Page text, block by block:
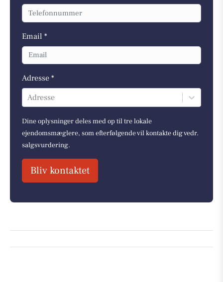
Email *
Adresse *
Adresse
Dine oplysninger deles med op til tre lokale
ejendomsmæglere, som efterfølgende vil kontakte dig vedr.
salgsvurdering.
Bliv kontaktet